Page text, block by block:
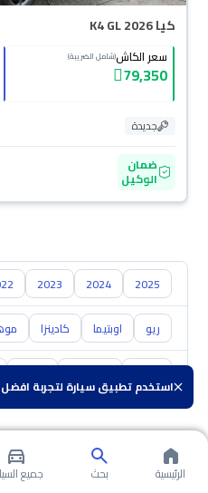
استخدم تطبيق سيارة لتجربة افضل
كيا K4 GL 2026
سعر الكاش(شامل الضريبة)
79,350
جديدة
ضمان
الوكيل
2025
2024
2023
ريو اوبتيما كادينزا
الرئيسية بحث جميع